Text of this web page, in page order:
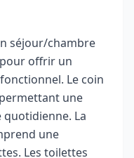
séjour/chambre
pour offrir un
Le coin
une
La
une
Les toilettes